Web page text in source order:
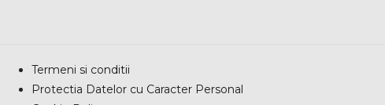
Termeni si conditii
Protectia Datelor cu Caracter Personal